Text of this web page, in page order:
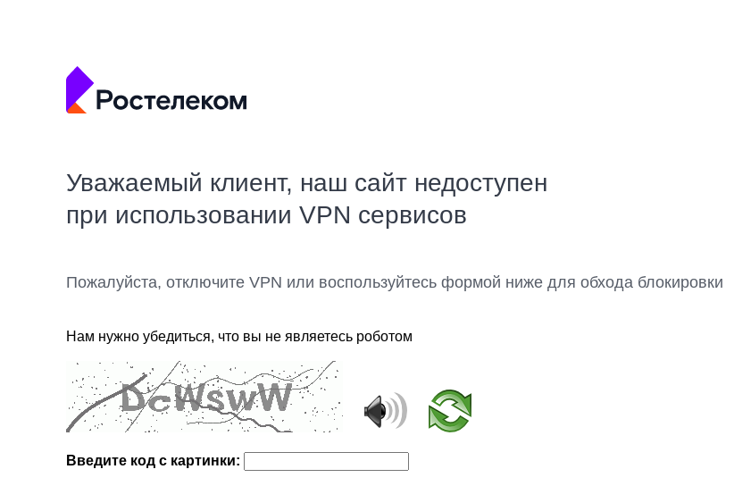
Уважаемый клиент, наш сайт недоступен
при использовании VPN сервисов
Пожалуйста, отключите VPN или воспользуйтесь формой ниже для обхода блокировки
Нам нужно убедиться, что вы не являетесь роботом
Введите код с картинки: